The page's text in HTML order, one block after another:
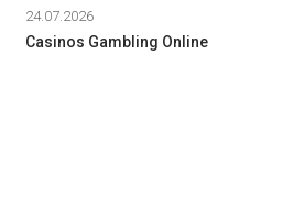
24.07.2026
Casinos Gambling Online